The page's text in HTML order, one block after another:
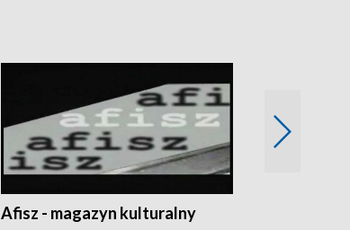
Afisz - magazyn kulturalny